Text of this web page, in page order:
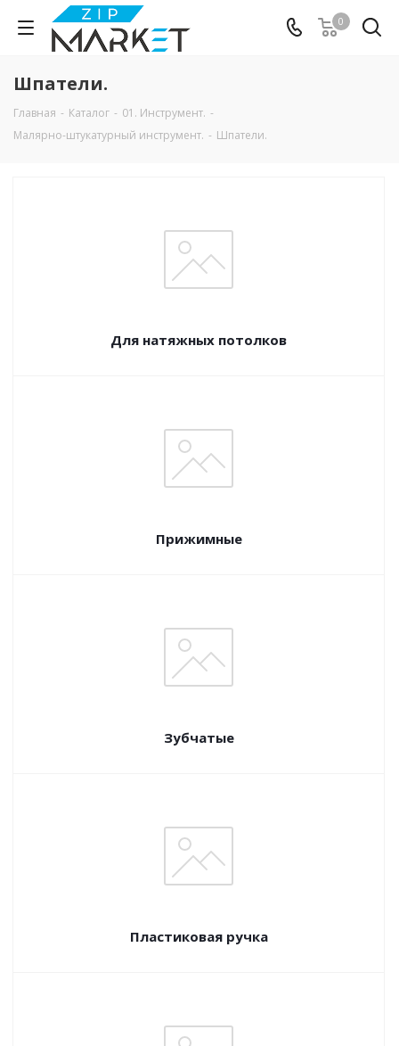
0
Шпатели.
Главная - Каталог - 01. Инструмент. -
Малярно-штукатурный инструмент. - Шпатели.
Для натяжных потолков
Прижимные
Зубчатые
Пластиковая ручка